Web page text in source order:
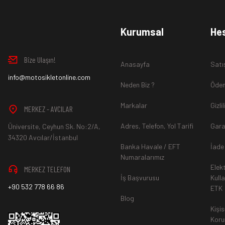
www.MotosikletOnline.com alışveriş sitesinden almış
Aksi durum söz konusu olduğunda
*İade ve Değişim sürecinde ürünlerin "Gönderici Ödemeli”
Ürün mağazamıza ulaştıktan sonra gerekli incelemelerin
hesaba ya da Kredi Kartına "Beş (5) ile On (10) iş günü”
durumlar ilgili bankanız ile yapılan sözleşme yükümlülüğüne
Bize Ulaşın!
info@motosikletonline.com
MERKEZ - AVCILAR
Üniversite, Ceyhun Sk. No:2/A,
34320 Avcılar/İstanbul
MERKEZ TELEFON
+90 532 778 66 86
Kurumsal
Anasayfa
Neden Biz ?
Markalar
Adres, Telefon, Yol Tarifi
Banka Havale / EFT
Numaralarımız
İş Başvurusu
Blog
İade
ETK